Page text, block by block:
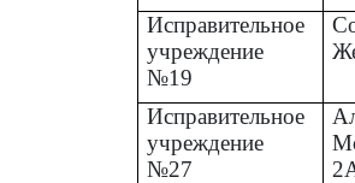
Исправительное
учреждение
№19
Исправительное
учреждение
№27